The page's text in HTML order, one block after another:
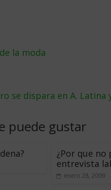
la moda
se dispara en A.
puede gustar
¿Por que no
entrevista
enero 28, 2009